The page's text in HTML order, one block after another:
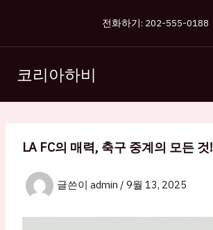
츠
너
전화하기: 202-555-0188
코리아하비
LA FC의 매력, 축구 중계의 모든 것!
글쓴이 admin / 9월 13, 2025